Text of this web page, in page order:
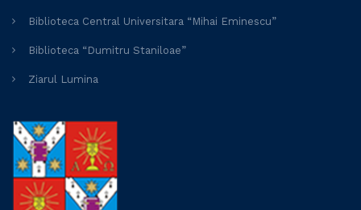
Biblioteca Central Universitara “Mihai Eminescu”
Biblioteca “Dumitru Staniloae”
Ziarul Lumina